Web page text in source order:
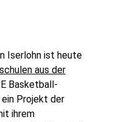
Iserlohn ist heute
aus der
Basketball-
Projekt der
ihrem